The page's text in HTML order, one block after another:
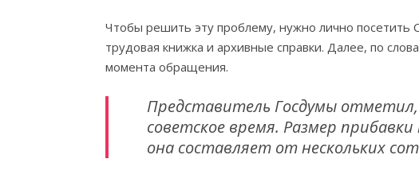
Чтобы решить эту проблему, нужно лично посетить
трудовая книжка и архивные справки. Далее, по
момента обращения.
Представитель Госдумы
советское время. Размер
она составляет от нескольких